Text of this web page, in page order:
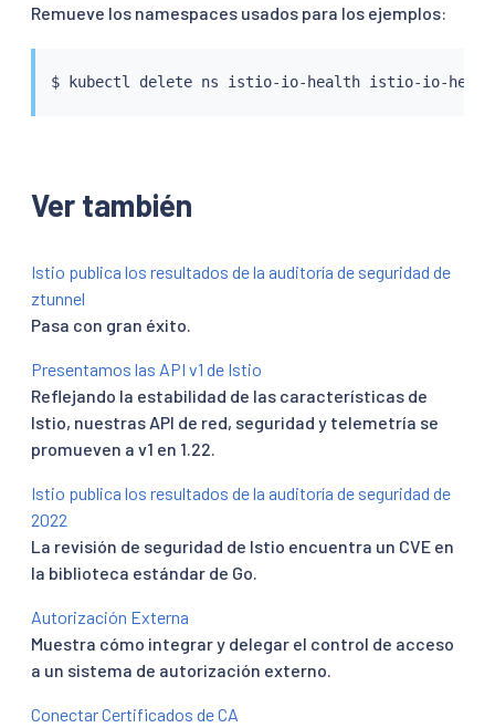
Remueve los namespaces usados para los ejemplos:
$ kubectl
Ver también
Istio publica los resultados de la auditoría de seguridad de
ztunnel
Pasa con gran éxito.
Presentamos las API v1 de Istio
Reflejando la estabilidad de las características de
Istio, nuestras API de red, seguridad y telemetría se
promueven a v1 en 1.22.
Istio publica los resultados de la auditoría de seguridad de
2022
La revisión de seguridad de Istio encuentra un CVE en
la biblioteca estándar de Go.
Autorización Externa
Muestra cómo integrar y delegar el control de acceso
a un sistema de autorización externo.
Conectar Certificados de CA